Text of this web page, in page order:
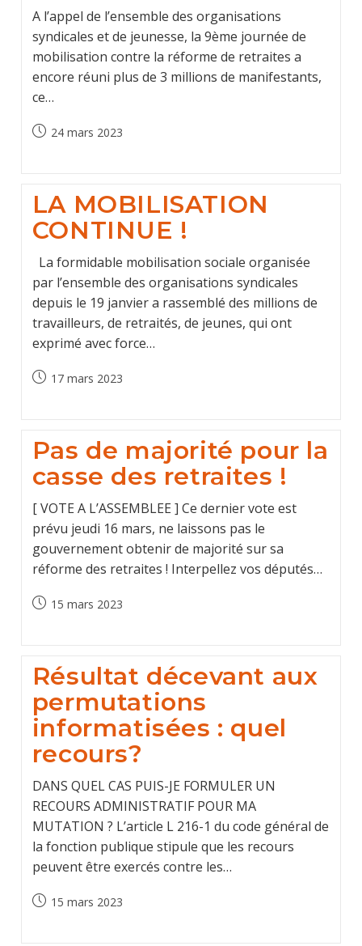
A l’appel de l’ensemble des organisations
syndicales et de jeunesse, la 9ème journée de
mobilisation contre la réforme de retraites a
encore réuni plus de 3 millions de manifestants,
ce…
Post24 mars 2023
LA MOBILISATION
CONTINUE !
La formidable mobilisation sociale organisée
par l’ensemble des organisations syndicales
depuis le 19 janvier a rassemblé des millions de
travailleurs, de retraités, de jeunes, qui ont
exprimé avec force…
Post17 mars 2023
Pas de majorité pour la
casse des retraites !
[ VOTE A L’ASSEMBLEE ] Ce dernier vote est
prévu jeudi 16 mars, ne laissons pas le
gouvernement obtenir de majorité sur sa
réforme des retraites ! Interpellez vos députés…
Post15 mars 2023
Résultat décevant aux
permutations
informatisées : quel
recours?
DANS QUEL CAS PUIS-JE FORMULER UN
RECOURS ADMINISTRATIF POUR MA
MUTATION ? L’article L 216-1 du code général de
la fonction publique stipule que les recours
peuvent être exercés contre les…
Post15 mars 2023